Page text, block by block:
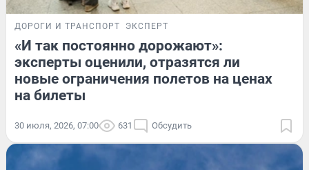
ДОРОГИ И ТРАНСПОРТ ЭКСПЕРТ
«И так постоянно дорожают»:
эксперты оценили, отразятся ли
новые ограничения полетов на ценах
на билеты
30 июля, 2026, 07:00 631 Обсудить